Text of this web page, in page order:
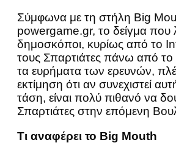
Σύμφωνα με τη στήλη Big
powergame.gr, το δείγμα που
δημοσκόποι, κυρίως από το
τους Σπαρτιάτες πάνω από
τα ευρήματα των ερευνών,
εκτίμηση ότι αν συνεχιστεί
τάση, είναι πολύ πιθανό να
Σπαρτιάτες στην επόμενη
Τι αναφέρει το Βig Mouth